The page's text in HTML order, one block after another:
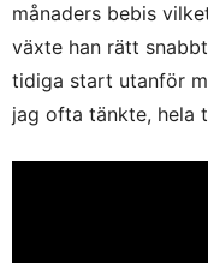
månaders bebis
växte han rätt
tidiga start utanför
jag ofta tänkte, hela